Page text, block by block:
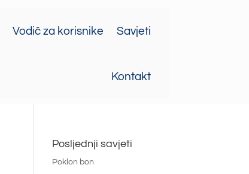
Vodič za korisnike Savjeti
Kontakt
Posljednji savjeti
Poklon bon